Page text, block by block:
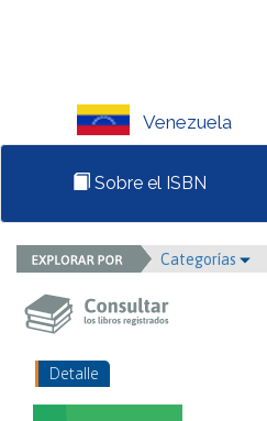
Venezuela
Sobre el ISBN
Categorías
Detalle